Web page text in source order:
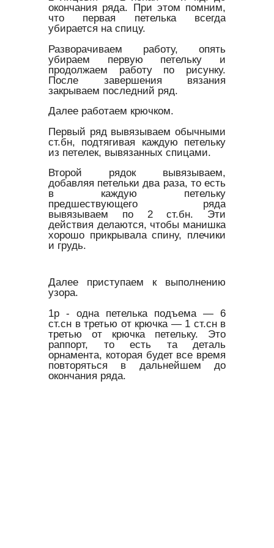
окончания ряда. При этом помним,
что первая петелька всегда
убирается на спицу.
Разворачиваем работу, опять
убираем первую петельку и
продолжаем работу по рисунку.
После завершения вязания
закрываем последний ряд.
Далее работаем крючком.
Первый ряд вывязываем обычными
ст.бн, подтягивая каждую петельку
из петелек, вывязанных спицами.
Второй рядок вывязываем,
добавляя петельки два раза, то есть
в каждую петельку
предшествующего ряда
вывязываем по 2 ст.бн. Эти
действия делаются, чтобы манишка
хорошо прикрывала спину, плечики
и грудь.
Далее приступаем к выполнению
узора.
1р - одна петелька подъема — 6
ст.сн в третью от крючка — 1 ст.сн в
третью от крючка петельку. Это
раппорт, то есть та деталь
орнамента, которая будет все время
повторяться в дальнейшем до
окончания ряда.